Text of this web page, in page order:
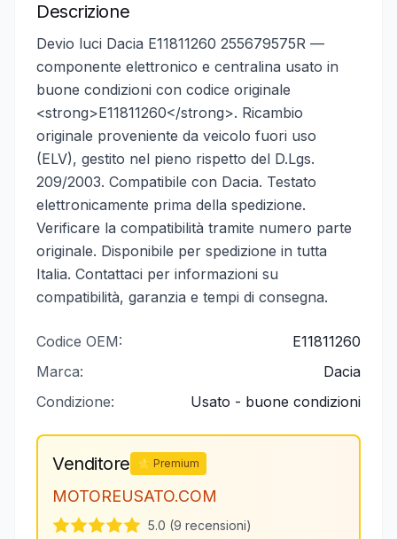
Descrizione
Devio luci Dacia E11811260 255679575R —
componente elettronico e centralina usato in
buone condizioni con codice originale
<strong>E11811260</strong>. Ricambio
originale proveniente da veicolo fuori uso
(ELV), gestito nel pieno rispetto del D.Lgs.
209/2003. Compatibile con Dacia. Testato
elettronicamente prima della spedizione.
Verificare la compatibilità tramite numero parte
originale. Disponibile per spedizione in tutta
Italia. Contattaci per informazioni su
compatibilità, garanzia e tempi di consegna.
Codice OEM:
E11811260
Marca:
Dacia
Condizione:
Usato - buone condizioni
Venditore ⭐ Premium
MOTOREUSATO.COM
5.0 (9 recensioni)